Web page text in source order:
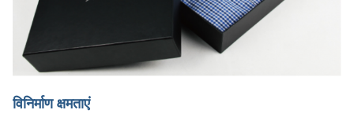
विनिर्माण क्षमताएं